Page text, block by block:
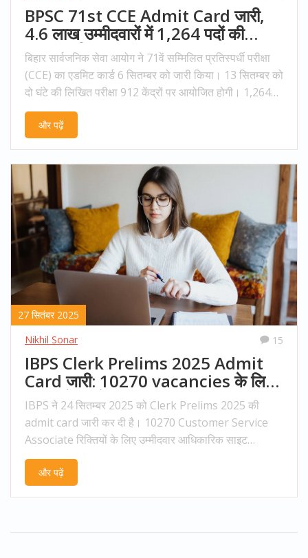
BPSC 71st CCE Admit Card जारी,
4.6 लाख उम्मीदवारों में 1,264 पदों की
प्रतिस्पर्धा
बिहार सार्वजनिक सेवा आयोग ने 71वें सम्मिलित प्रतिस्पर्धी परीक्षा
(CCE) का एडमिट कार्ड 6 सितम्बर को जारी किया। 13 सितम्बर को
दो घंटे की लिखित परीक्षा 912 केंद्रों पर आयोजित होगी। 1,264
सरकारी पदों के लिए 4.6 लाख से अधिक आवेदकों ने आवेदन किया
है। उम्मीदवारों को आधिकारिक वेबसाइट से टिकेट डाउनलोड कर,
अनिवार्य है।
और पढ़ें
27 सितंबर 2025
Nikhil Sonar
15
IBPS Clerk Prelims 2025 Admit
Card जारी: 10270 vacancies के लिए
डाउनलोड करें
IBPS ने 24 सितम्बर 2025 को Clerk Prelims 2025 की
admit card जारी कर दी है। 10270 Customer Service
Associate रिक्तियों के लिए उम्मीदवार आधिकारिक साइट
ibps.in से अपने हॉल टिकट डाउनलोड कर सकते हैं। Admit
card में नाम, रोल नंबर, परीक्षा तिथि, केंद्र का पता और रिपोर्टिंग
और पढ़ें